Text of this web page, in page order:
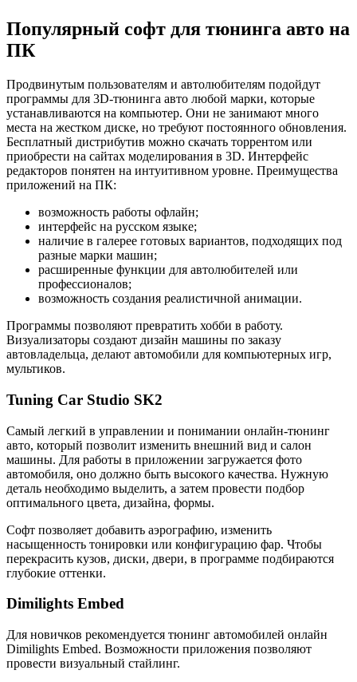
Популярный софт для тюнинга авто на
ПК
Продвинутым пользователям и автолюбителям подойдут
программы для 3D-тюнинга авто любой марки, которые
устанавливаются на компьютер. Они не занимают много
места на жестком диске, но требуют постоянного обновления.
Бесплатный дистрибутив можно скачать торрентом или
приобрести на сайтах моделирования в 3D. Интерфейс
редакторов понятен на интуитивном уровне. Преимущества
приложений на ПК:
возможность работы офлайн;
интерфейс на русском языке;
наличие в галерее готовых вариантов, подходящих под
разные марки машин;
расширенные функции для автолюбителей или
профессионалов;
возможность создания реалистичной анимации.
Программы позволяют превратить хобби в работу.
Визуализаторы создают дизайн машины по заказу
автовладельца, делают автомобили для компьютерных игр,
мультиков.
Tuning Car Studio SK2
Самый легкий в управлении и понимании онлайн-тюнинг
авто, который позволит изменить внешний вид и салон
машины. Для работы в приложении загружается фото
автомобиля, оно должно быть высокого качества. Нужную
деталь необходимо выделить, а затем провести подбор
оптимального цвета, дизайна, формы.
Софт позволяет добавить аэрографию, изменить
насыщенность тонировки или конфигурацию фар. Чтобы
перекрасить кузов, диски, двери, в программе подбираются
глубокие оттенки.
Dimilights Embed
Для новичков рекомендуется тюнинг автомобилей онлайн
Dimilights Embed. Возможности приложения позволяют
провести визуальный стайлинг.